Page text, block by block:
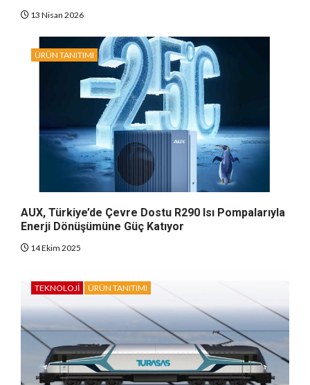
13 Nisan 2026
ÜRÜN TANITIMI
AUX, Türkiye’de Çevre Dostu R290 Isı Pompalarıyla
Enerji Dönüşümüne Güç Katıyor
14 Ekim 2025
TEKNOLOJI ÜRÜN TANITIMI